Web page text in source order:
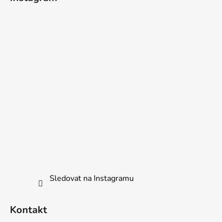
Sledovat na Instagramu
Kontakt